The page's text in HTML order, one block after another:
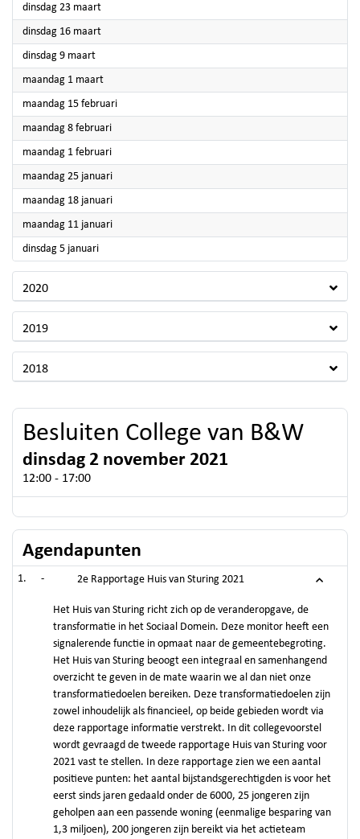
dinsdag 23 maart2021
dinsdag 16 maart2021
dinsdag 9 maart2021
maandag 1 maart2021
maandag 15 februari2021
maandag 8 februari2021
maandag 1 februari2021
maandag 25 januari2021
maandag 18 januari2021
maandag 11 januari2021
dinsdag 5 januari2021
2020
2019
2018
Besluiten College van B&W
dinsdag 2 november 2021
12:00 - 17:00
Agendapunten
- 2e Rapportage Huis van Sturing 2021
Het Huis van Sturing richt zich op de veranderopgave, de
transformatie in het Sociaal Domein. Deze monitor heeft een
signalerende functie in opmaat naar de gemeentebegroting.
Het Huis van Sturing beoogt een integraal en samenhangend
overzicht te geven in de mate waarin we al dan niet onze
transformatiedoelen bereiken. Deze transformatiedoelen zijn
zowel inhoudelijk als financieel, op beide gebieden wordt via
deze rapportage informatie verstrekt. In dit collegevoorstel
wordt gevraagd de tweede rapportage Huis van Sturing voor
2021 vast te stellen. In deze rapportage zien we een aantal
positieve punten: het aantal bijstandsgerechtigden is voor het
eerst sinds jaren gedaald onder de 6000, 25 jongeren zijn
geholpen aan een passende woning (eenmalige besparing van
1,3 miljoen), 200 jongeren zijn bereikt via het actieteam